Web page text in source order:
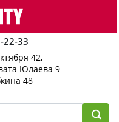
22-33
42,
Юлаева 9
48